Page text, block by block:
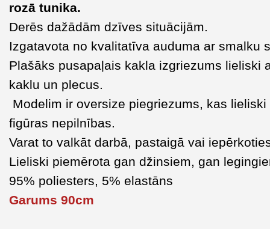
rozā tunika.
Derēs dažādām dzīves situācijām.
Izgatavota no kvalitatīva auduma ar smalku
Plašāks pusapaļais kakla izgriezums lieliski
kaklu un plecus.
Modelim ir oversize piegriezums, kas lieliski
figūras nepilnības.
Varat to valkāt darbā, pastaigā vai
Lieliski piemērota gan džinsiem, gan
95% poliesters, 5% elastāns
Garums 90cm